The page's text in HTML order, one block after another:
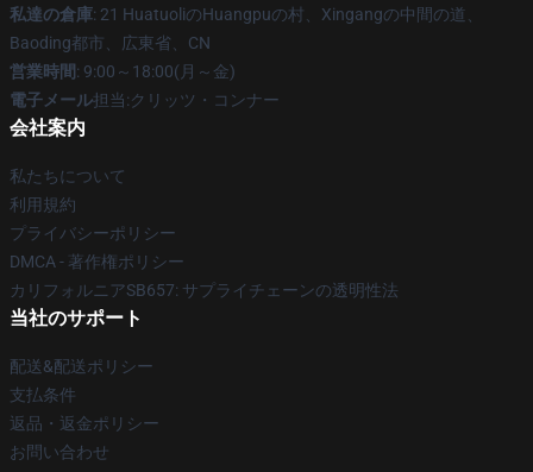
私達の倉庫: 21 HuatuoliのHuangpuの村、Xingangの中間の道、
Baoding都市、広東省、CN
営業時間: 9:00～18:00(月～金)
電子メール担当:クリッツ・コンナー
会社案内
私たちについて
利用規約
プライバシーポリシー
DMCA - 著作権ポリシー
カリフォルニアSB657: サプライチェーンの透明性法
当社のサポート
配送&配送ポリシー
支払条件
返品・返金ポリシー
お問い合わせ